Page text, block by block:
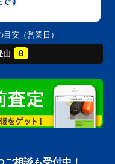
安（営業日）
山 8